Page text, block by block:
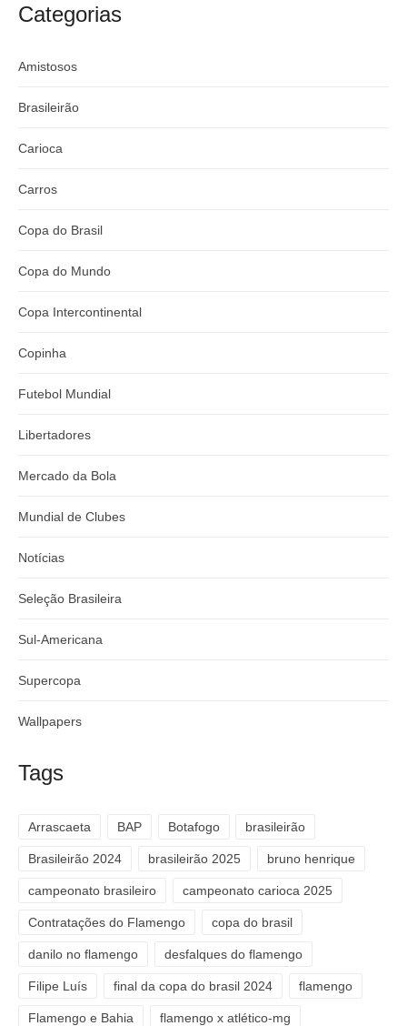
:
Categorias
Amistosos
Brasileirão
Carioca
Carros
Copa do Brasil
Copa do Mundo
Copa Intercontinental
Copinha
Futebol Mundial
Libertadores
Mercado da Bola
Mundial de Clubes
Notícias
Seleção Brasileira
Sul-Americana
Supercopa
Wallpapers
Tags
Arrascaeta BAP Botafogo brasileirão
Brasileirão 2024 brasileirão 2025 bruno henrique
campeonato brasileiro campeonato carioca 2025
Contratações do Flamengo copa do brasil
danilo no flamengo desfalques do flamengo
Filipe Luís final da copa do brasil 2024 flamengo
Flamengo e Bahia flamengo x atlético-mg